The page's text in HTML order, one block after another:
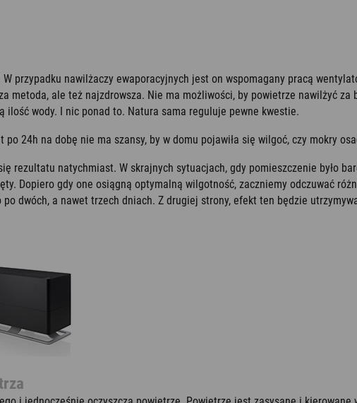
przypadku nawilżaczy ewaporacyjnych jest on wspomagany pracą
metoda, ale też najzdrowsza. Nie ma możliwości, by powietrze nawilżyć
wody. I nic ponad to. Natura sama reguluje pewne kwestie.
24h na dobę nie ma szansy, by w domu pojawiła się wilgoć, czy mokry
rezultatu natychmiast. W skrajnych sytuacjach, gdy pomieszczenie było
Dopiero gdy one osiągną optymalną wilgotność, zaczniemy odczuwać
dwóch, a nawet trzech dniach. Z drugiej strony, efekt ten będzie